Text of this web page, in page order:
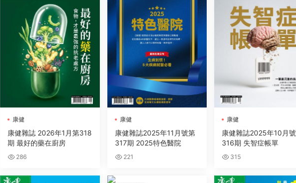
康健
康健雜誌 2026年1月第318
期 最好的藥在廚房
286
康健
康健雜誌2025年11月號第
317期 2025特色醫院
221
康健
康健雜誌2025年10月
316期 失智症帳單
315